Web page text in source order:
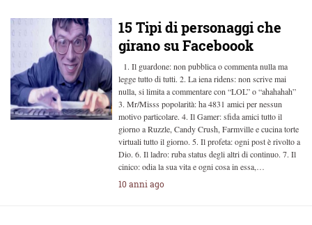
15 Tipi di personaggi che
girano su Faceboook
1. Il guardone: non pubblica o commenta nulla ma
legge tutto di tutti. 2. La iena ridens: non scrive mai
nulla, si limita a commentare con “LOL” o “ahahahah”
3. Mr/Misss popolarità: ha 4831 amici per nessun
motivo particolare. 4. Il Gamer: sfida amici tutto il
giorno a Ruzzle, Candy Crush, Farmville e cucina torte
virtuali tutto il giorno. 5. Il profeta: ogni post è rivolto a
Dio. 6. Il ladro: ruba status degli altri di continuo. 7. Il
cinico: odia la sua vita e ogni cosa in essa,…
10 anni ago